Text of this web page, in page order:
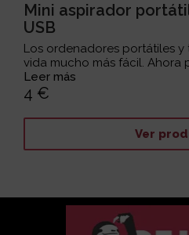
Mini aspirador
USB
Los ordenadores portátiles
vida mucho más fácil. Ahora
Leer más
4 €
Ver